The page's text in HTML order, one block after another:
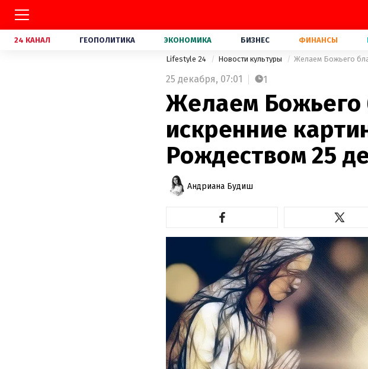
24 КАНАЛ ГЕОПОЛИТИКА ЭКОНОМИКА БИЗНЕС ФИНАНСЫ
Lifestyle 24 Новости культуры
25 декабря, 07:01 1
Желаем Божьего
искренние
Рождеством 25
Андриана Будиш